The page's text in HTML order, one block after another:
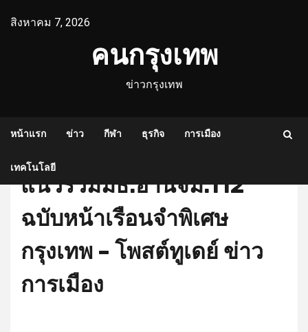
สิงหาคม 7, 2026
คนกรุงเทพ
ข่าวกรุงเทพ
หน้าแรก ข่าว กีฬา ธุรกิจ การเมือง
เทคโนโลยี
แนวร่วมมธ.อ่านจม.112
ฉบับหน้าเรือนจำพิเศษ
กรุงเทพ – โพสต์ทูเดย์ ข่าว
การเมือง